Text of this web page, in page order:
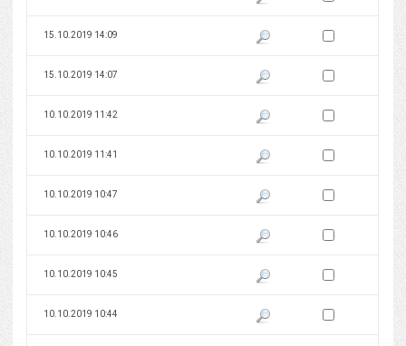
15.10.2019 14:09 Pokaż podgląd wersji z dnia
Zaznacz wersję do
15.10.2019 14:07 Pokaż podgląd wersji z dnia
Zaznacz wersję do
10.10.2019 11:42 Pokaż podgląd wersji z dnia
Zaznacz wersję do
10.10.2019 11:41 Pokaż podgląd wersji z dnia
Zaznacz wersję do
10.10.2019 10:47 Pokaż podgląd wersji z dnia
Zaznacz wersję do
10.10.2019 10:46 Pokaż podgląd wersji z dnia
Zaznacz wersję do
10.10.2019 10:45 Pokaż podgląd wersji z dnia
Zaznacz wersję do
10.10.2019 10:44 Pokaż podgląd wersji z dnia
Zaznacz wersję do